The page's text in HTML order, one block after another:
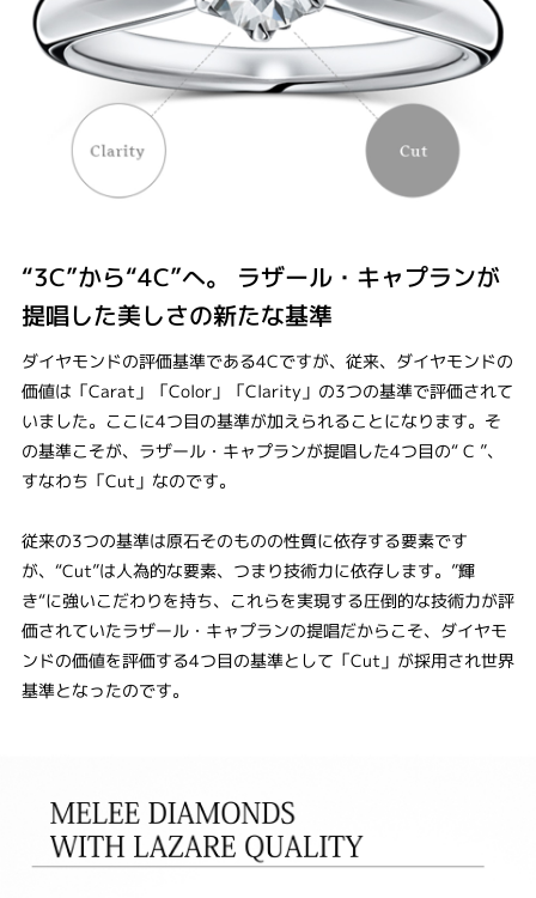
“3C”から“4C”へ。 ラザール・キャプランが
提唱した美しさの新たな基準
ダイヤモンドの評価基準である4Cですが、従来、ダイヤモンドの
価値は「Carat」「Color」「Clarity」の3つの基準で評価されて
いました。ここに4つ目の基準が加えられることになります。そ
の基準こそが、ラザール・キャプランが提唱した4つ目の“ C ”、
すなわち「Cut」なのです。
従来の3つの基準は原石そのものの性質に依存する要素です
が、“Cut”は人為的な要素、つまり技術力に依存します。”輝
き“に強いこだわりを持ち、これらを実現する圧倒的な技術力が評
価されていたラザール・キャプランの提唱だからこそ、ダイヤモ
ンドの価値を評価する4つ目の基準として「Cut」が採用され世界
基準となったのです。